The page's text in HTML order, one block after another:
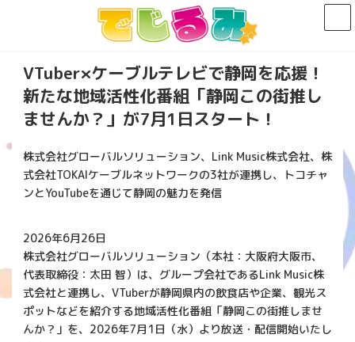
プ
動
VTuber×ケーブルテレビで静岡を応援！
新たな地域活性化番組「静岡この街推し
ませんか？」が7月1日スタート！
株式会社グローバルソリューション、Link Music株式会社、株
式会社TOKAIケーブルネットワークの3社が連携し、トコチャ
ンとYouTubeを通じて静岡の魅力を発信
2026年6月26日
株式会社グローバルソリューション（本社：大阪府大阪市、
代表取締役：太田 智）は、グループ会社であるLink Music株
式会社と連携し、VTuberが静岡県内の飲食店や企業、観光ス
ポットなどを紹介する地域活性化番組「静岡この街推しませ
んか？」を、2026年7月1日（水）より放送・配信開始いたし